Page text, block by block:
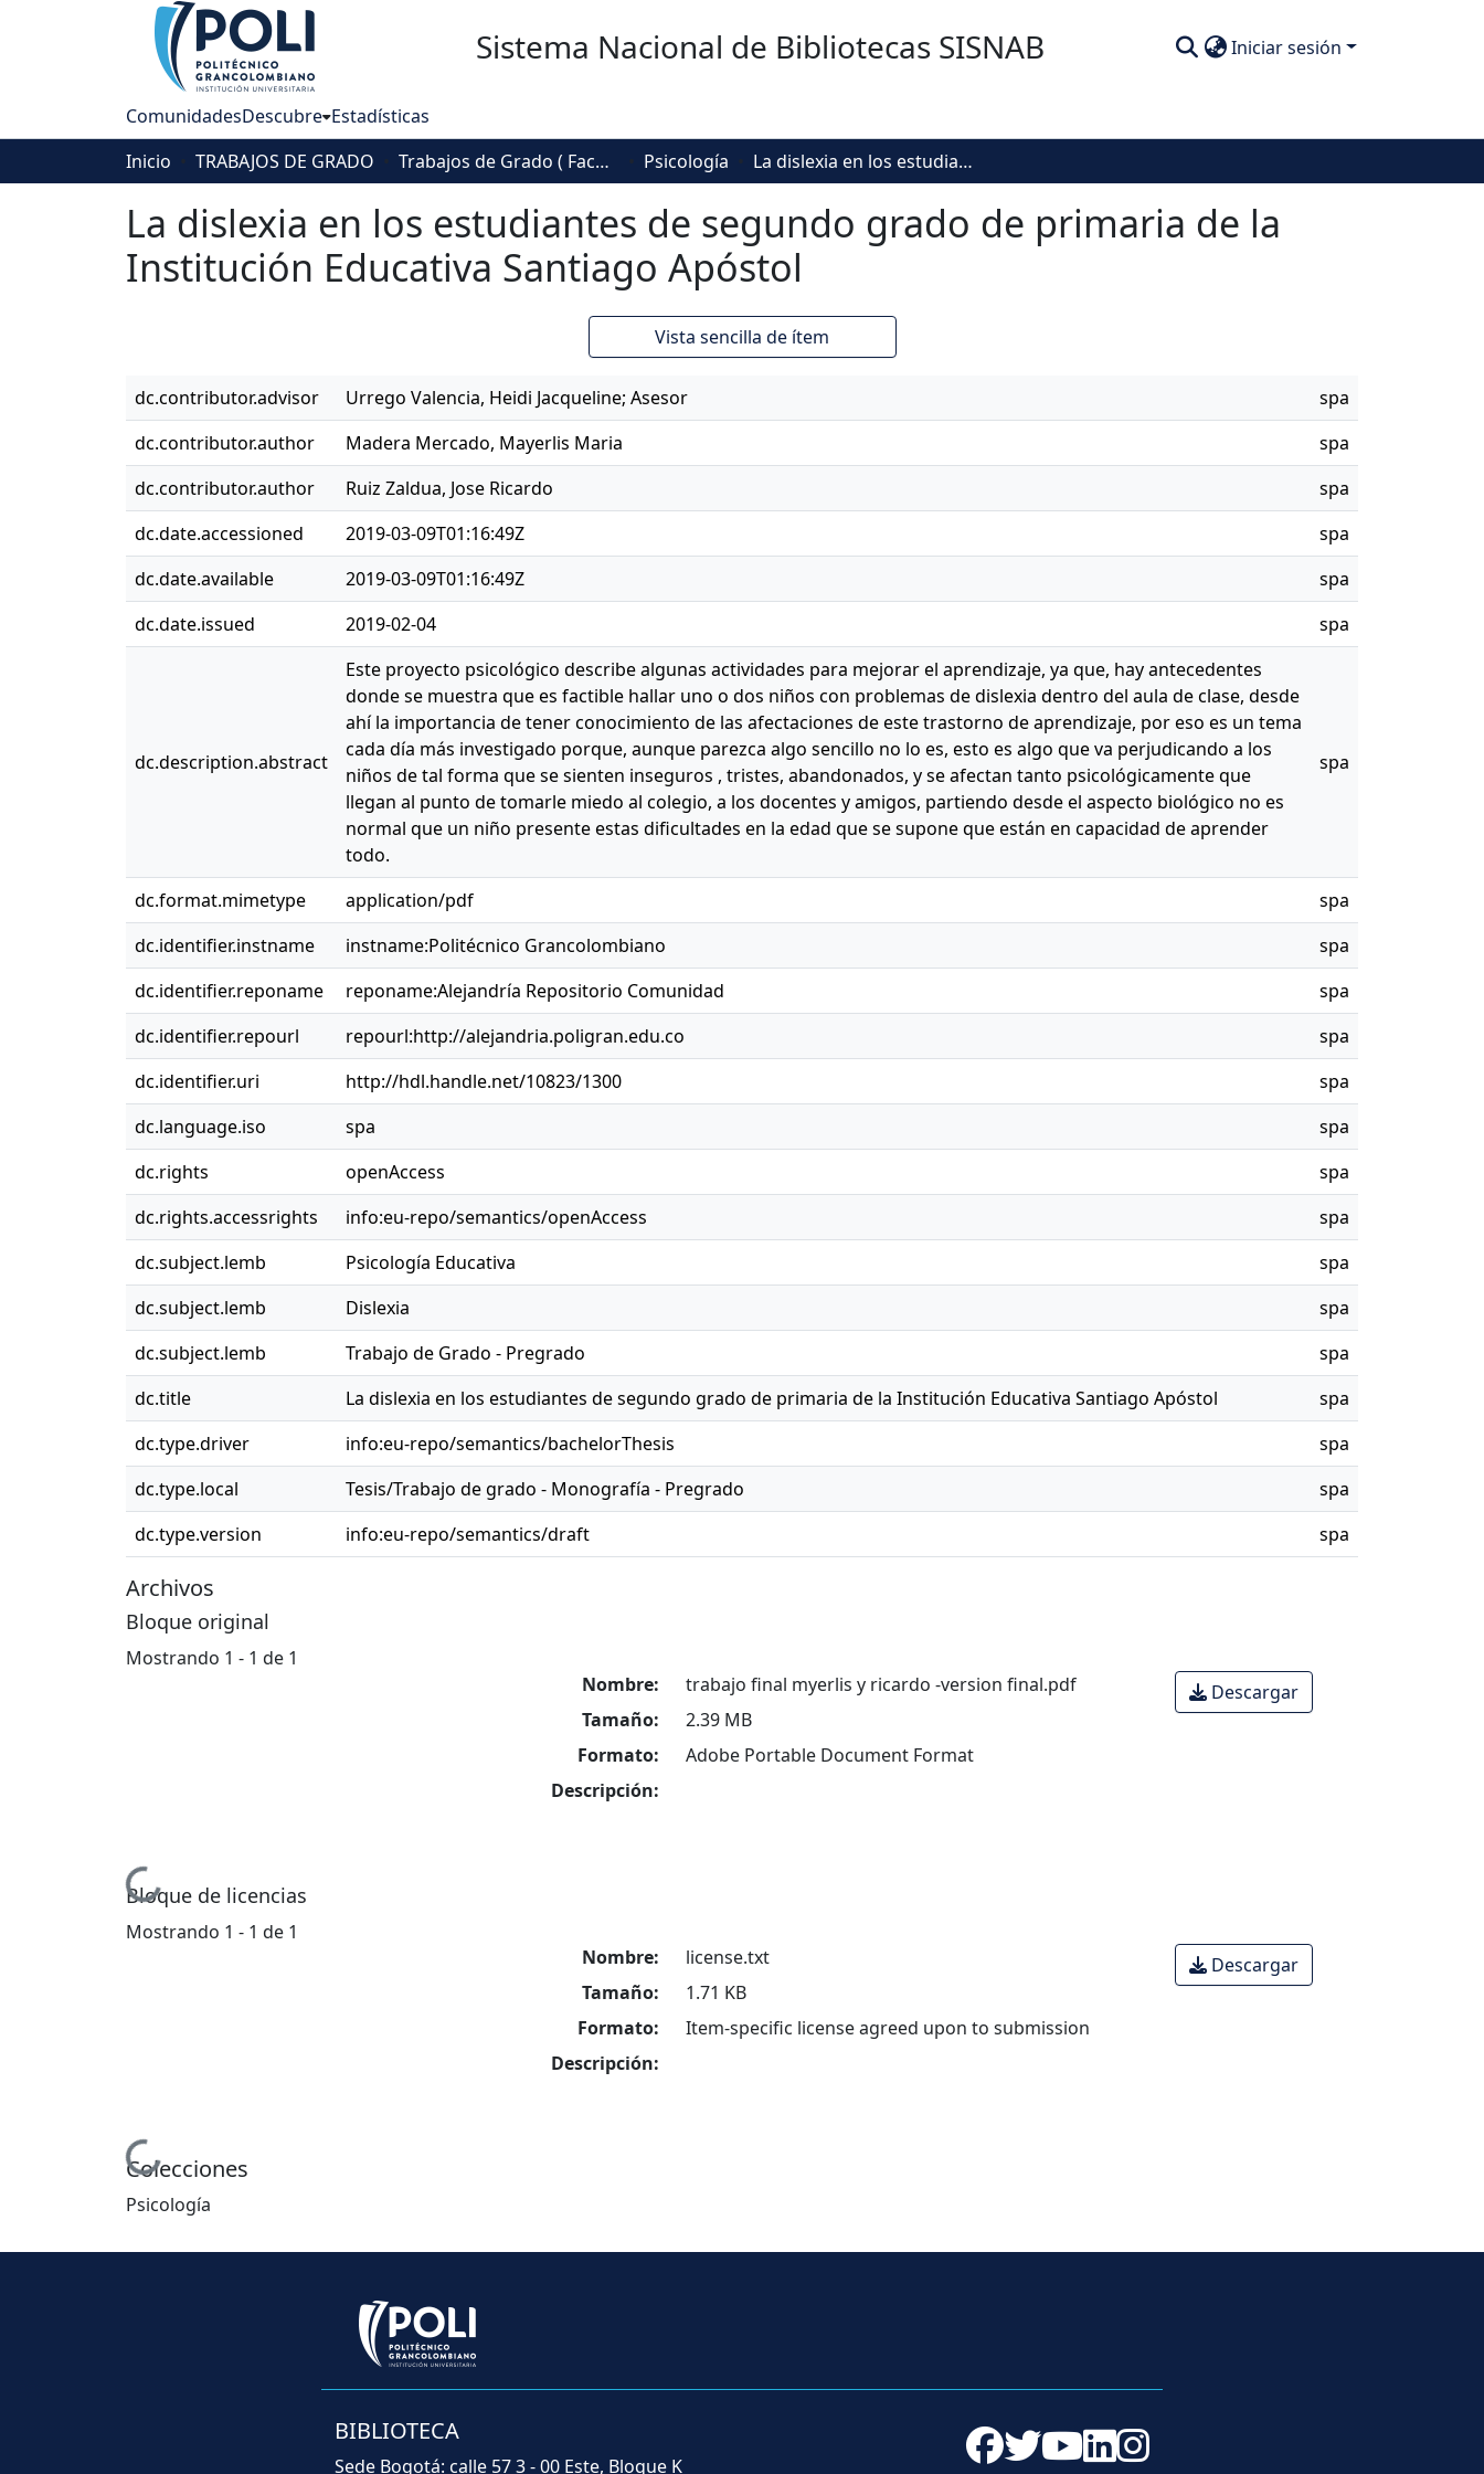
Sistema Nacional de Bibliotecas SISNAB Iniciar sesión
ComunidadesDescubre Estadísticas
Inicio
TRABAJOS DE GRADO Trabajos de Grado ( Facultad de Sociedad, Cultura y Creatividad) Psicología La dislexia en los estudiantes de segundo grado de primaria de la Institución Educativa Santiago Apóstol
La dislexia en los estudiantes de segundo grado de primaria de la
Institución Educativa Santiago Apóstol
Vista sencilla de ítem
dc.contributor.advisor Urrego Valencia, Heidi Jacqueline; Asesor
spa
dc.contributor.author
Madera Mercado, Mayerlis Maria
spa
dc.contributor.author
Ruiz Zaldua, Jose Ricardo
spa
dc.date.accessioned
2019-03-09T01:16:49Z
spa
dc.date.available
2019-03-09T01:16:49Z
spa
dc.date.issued
2019-02-04 spa
dc.description.abstract
Este proyecto psicológico describe algunas actividades para mejorar el aprendizaje, ya que, hay antecedentes
donde se muestra que es factible hallar uno o dos niños con problemas de dislexia dentro del aula de clase, desde
ahí la importancia de tener conocimiento de las afectaciones de este trastorno de aprendizaje, por eso es un tema
cada día más investigado porque, aunque parezca algo sencillo no lo es, esto es algo que va perjudicando a los
niños de tal forma que se sienten inseguros , tristes, abandonados, y se afectan tanto psicológicamente que
llegan al punto de tomarle miedo al colegio, a los docentes y amigos, partiendo desde el aspecto biológico no es
normal que un niño presente estas dificultades en la edad que se supone que están en capacidad de aprender
todo.
spa
dc.format.mimetype application/pdf
spa
dc.identifier.instname
instname:Politécnico Grancolombiano
spa
dc.identifier.reponame
reponame:Alejandría Repositorio Comunidad
spa
dc.identifier.repourl
repourl:http://alejandria.poligran.edu.co
spa
dc.identifier.uri
http://hdl.handle.net/10823/1300
spa
dc.language.iso
spa
spa
dc.rights
openAccess
spa
dc.rights.accessrights
info:eu-repo/semantics/openAccess
spa
dc.subject.lemb
Psicología Educativa
spa
dc.subject.lemb
Dislexia
spa
dc.subject.lemb
Trabajo de Grado - Pregrado
spa
dc.title
La dislexia en los estudiantes de segundo grado de primaria de la Institución Educativa Santiago Apóstol
spa
dc.type.driver
info:eu-repo/semantics/bachelorThesis
spa
dc.type.local
Tesis/Trabajo de grado - Monografía - Pregrado
spa
dc.type.version
info:eu-repo/semantics/draft spa
Archivos
Bloque original
Mostrando 1 - 1 de 1
Cargando...
Nombre:
trabajo final myerlis y ricardo -version final.pdf
Tamaño:
2.39 MB
Formato:
Adobe Portable Document Format
Descripción:
Descargar
Bloque de licencias
Mostrando 1 - 1 de 1
Cargando...
Nombre:
license.txt
Tamaño:
1.71 KB
Formato:
Item-specific license agreed upon to submission
Descripción:
Descargar
Colecciones
Psicología
BIBLIOTECA
Sede Bogotá: calle 57 3 - 00 Este, Bloque K